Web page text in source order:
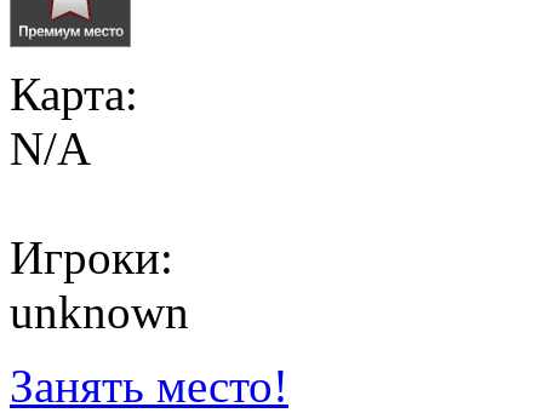
Карта:
N/A
Игроки:
unknown
Занять место!